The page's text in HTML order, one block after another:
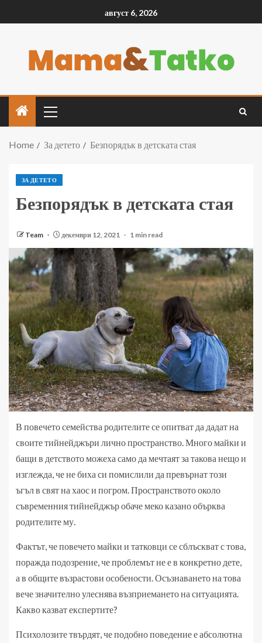
август 6, 2026
Home За детето Безпорядък в детската стая
ЗА ДЕТЕТО
Безпорядък в детската стая
Team декември 12, 2021 1 min read
В повечето семейства родителите се опитват да дадат на
своите тийнейджъри лично пространство. Много майки и
бащи в детството можеха само да мечтаят за такова нещо и
изглежда, че не биха си помислили да превърнат този
ъгъл в свят на хаос и погром. Пространството около
съвременния тийнейджър обаче меко казано обърква
родителите му.
Фактът, че повечето майки и татковци се сблъскват с това,
поражда подозрение, че проблемът не е в конкретно дете,
а в общите възрастови особености. Осъзнаването на това
вече значително улеснява възприемането на ситуацията.
Какво казват експертите?
Психолозите твърдят, че подобно поведение е абсолютна